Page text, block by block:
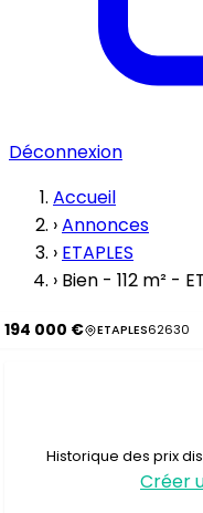
Déconnexion
Accueil
›Annonces
› ETAPLES
› Bien - 112 m² -
194 000 € ETAPLES62630
Historique des prix
Créer